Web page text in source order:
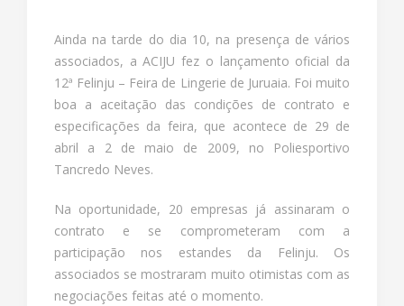
Ainda na tarde do dia 10, na presença de vários
associados, a ACIJU fez o lançamento oficial da
12ª Felinju – Feira de Lingerie de Juruaia. Foi muito
boa a aceitação das condições de contrato e
especificações da feira, que acontece de 29 de
abril a 2 de maio de 2009, no Poliesportivo
Tancredo Neves.
Na oportunidade, 20 empresas já assinaram o
contrato e se comprometeram com a
participação nos estandes da Felinju. Os
associados se mostraram muito otimistas com as
negociações feitas até o momento.